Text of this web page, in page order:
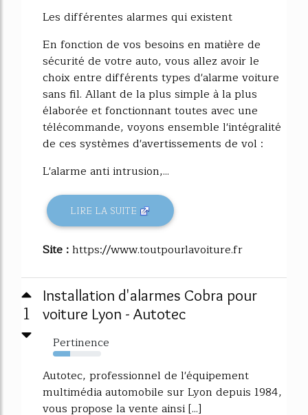
Les différentes alarmes qui existent
En fonction de vos besoins en matière de
sécurité de votre auto, vous allez avoir le
choix entre différents types d'alarme voiture
sans fil. Allant de la plus simple à la plus
élaborée et fonctionnant toutes avec une
télécommande, voyons ensemble l'intégralité
de ces systèmes d'avertissements de vol :
L'alarme anti intrusion,...
LIRE LA SUITE
Site :https://www.toutpourlavoiture.fr
1
Installation d'alarmes Cobra pour
voiture Lyon - Autotec
Pertinence
35%
Autotec, professionnel de l'équipement
multimédia automobile sur Lyon depuis 1984,
vous propose la vente ainsi [...]